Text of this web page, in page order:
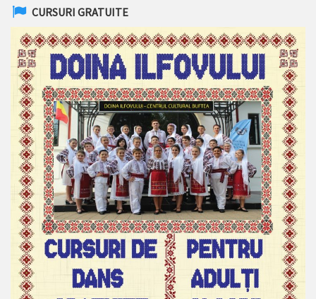
CURSURI GRATUITE